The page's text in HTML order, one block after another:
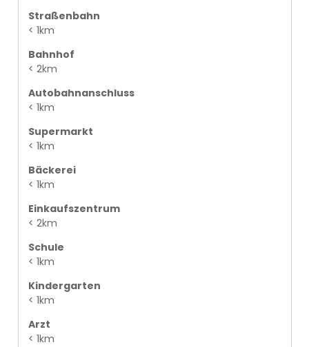
Straßenbahn
< 1km
Bahnhof
< 2km
Autobahnanschluss
< 1km
Supermarkt
< 1km
Bäckerei
< 1km
Einkaufszentrum
< 2km
Schule
< 1km
Kindergarten
< 1km
Arzt
< 1km